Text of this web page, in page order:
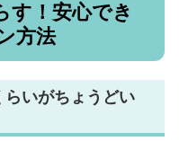
す！安心でき
方法
いがちょうどい